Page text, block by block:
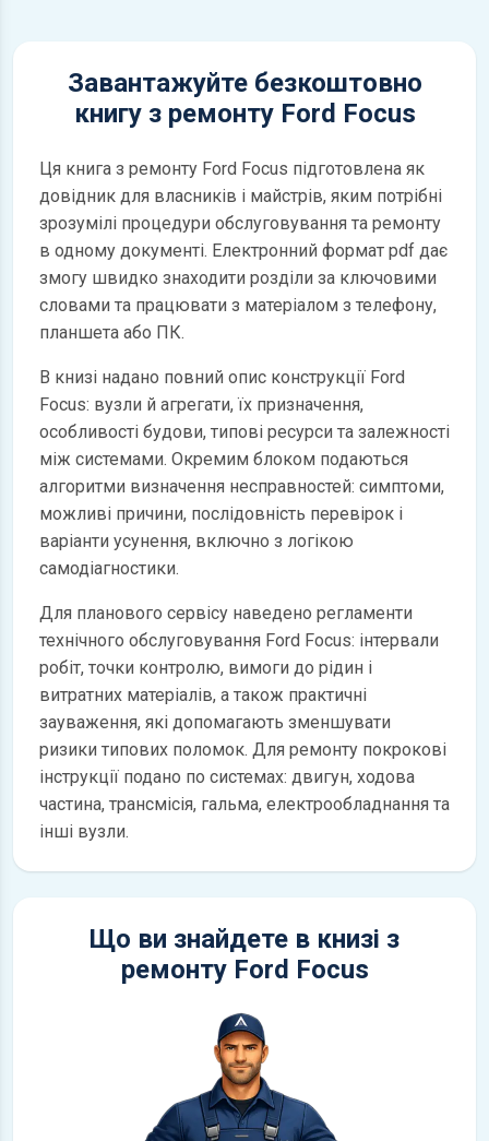
Завантажуйте безкоштовно
книгу з ремонту Ford Focus
Ця книга з ремонту Ford Focus підготовлена як
довідник для власників і майстрів, яким потрібні
зрозумілі процедури обслуговування та ремонту
в одному документі. Електронний формат pdf дає
змогу швидко знаходити розділи за ключовими
словами та працювати з матеріалом з телефону,
планшета або ПК.
В книзі надано повний опис конструкції Ford
Focus: вузли й агрегати, їх призначення,
особливості будови, типові ресурси та залежності
між системами. Окремим блоком подаються
алгоритми визначення несправностей: симптоми,
можливі причини, послідовність перевірок і
варіанти усунення, включно з логікою
самодіагностики.
Для планового сервісу наведено регламенти
технічного обслуговування Ford Focus: інтервали
робіт, точки контролю, вимоги до рідин і
витратних матеріалів, а також практичні
зауваження, які допомагають зменшувати
ризики типових поломок. Для ремонту покрокові
інструкції подано по системах: двигун, ходова
частина, трансмісія, гальма, електрообладнання та
інші вузли.
Що ви знайдете в книзі з
ремонту Ford Focus